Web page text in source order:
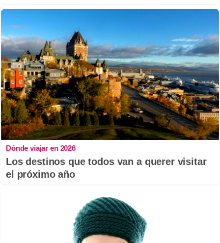
Dónde viajar en 2026
Los destinos que todos van a querer visitar
el próximo año